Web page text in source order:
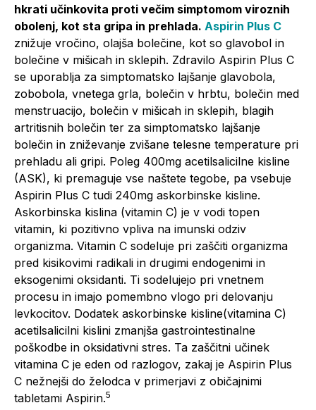
hkrati učinkovita proti večim simptomom viroznih
obolenj, kot sta gripa in prehlada. Aspirin Plus C
znižuje vročino, olajša bolečine, kot so glavobol in
bolečine v mišicah in sklepih. Zdravilo Aspirin Plus C
se uporablja za simptomatsko lajšanje glavobola,
zobobola, vnetega grla, bolečin v hrbtu, bolečin med
menstruacijo, bolečin v mišicah in sklepih, blagih
artritisnih bolečin ter za simptomatsko lajšanje
bolečin in zniževanje zvišane telesne temperature pri
prehladu ali gripi. Poleg 400mg acetilsalicilne kisline
(ASK), ki premaguje vse naštete tegobe, pa vsebuje
Aspirin Plus C tudi 240mg askorbinske kisline.
Askorbinska kislina (vitamin C) je v vodi topen
vitamin, ki pozitivno vpliva na imunski odziv
organizma. Vitamin C sodeluje pri zaščiti organizma
pred kisikovimi radikali in drugimi endogenimi in
eksogenimi oksidanti. Ti sodelujejo pri vnetnem
procesu in imajo pomembno vlogo pri delovanju
levkocitov. Dodatek askorbinske kisline(vitamina C)
acetilsalicilni kislini zmanjša gastrointestinalne
poškodbe in oksidativni stres. Ta zaščitni učinek
vitamina C je eden od razlogov, zakaj je Aspirin Plus
C nežnejši do želodca v primerjavi z običajnimi
tabletami Aspirin.5